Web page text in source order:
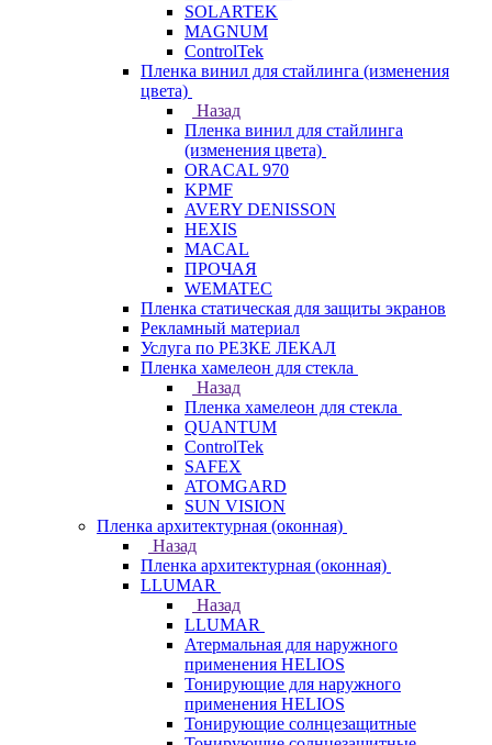
SOLARTEK
MAGNUM
ControlTek
Пленка винил для стайлинга (изменения
цвета)
Назад
Пленка винил для стайлинга
(изменения цвета)
ORACAL 970
KPMF
AVERY DENISSON
HEXIS
MACAL
ПРОЧАЯ
WEMATEC
Пленка статическая для защиты экранов
Рекламный материал
Услуга по РЕЗКЕ ЛЕКАЛ
Пленка хамелеон для стекла
Назад
Пленка хамелеон для стекла
QUANTUM
ControlTek
SAFEX
ATOMGARD
SUN VISION
Пленка архитектурная (оконная)
Назад
Пленка архитектурная (оконная)
LLUMAR
Назад
LLUMAR
Атермальная для наружного
применения HELIOS
Тонирующие для наружного
применения HELIOS
Тонирующие солнцезащитные